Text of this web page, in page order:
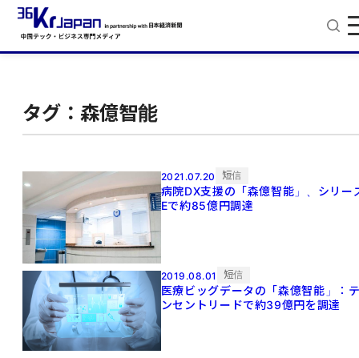
タグ：森億智能
2021.07.20 短信
病院DX支援の「森億智能」、シリー
Eで約85億円調達
2019.08.01 短信
医療ビッグデータの「森億智能」：
ンセントリードで約39億円を調達